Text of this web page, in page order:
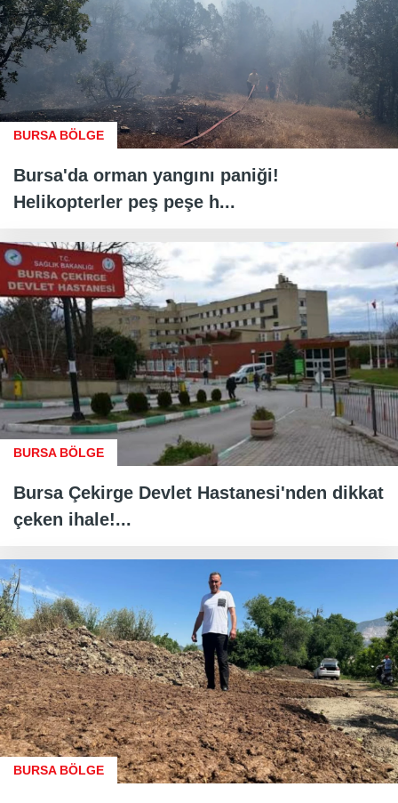
BURSA BÖLGE
Bursa'da orman yangını paniği!
Helikopterler peş peşe h...
BURSA BÖLGE
Bursa Çekirge Devlet Hastanesi'nden dikkat
çeken ihale!...
BURSA BÖLGE